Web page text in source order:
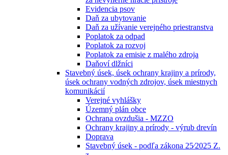
Evidencia psov
Daň za ubytovanie
Daň za užívanie verejného priestranstva
Poplatok za odpad
Poplatok za rozvoj
Poplatok za emisie z malého zdroja
Daňoví dlžníci
Stavebný úsek, úsek ochrany krajiny a prírody,
úsek ochrany vodných zdrojov, úsek miestnych
komunikácií
Verejné vyhlášky
Územný plán obce
Ochrana ovzdušia - MZZO
Ochrany krajiny a prírody - výrub drevín
Doprava
Stavebný úsek - podľa zákona 25⁄2025 Z.